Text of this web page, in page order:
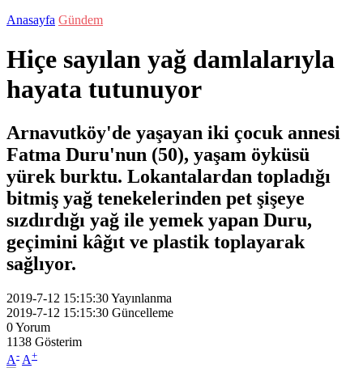
Anasayfa Gündem
Hiçe sayılan yağ damlalarıyla
hayata tutunuyor
Arnavutköy'de yaşayan iki çocuk annesi
Fatma Duru'nun (50), yaşam öyküsü
yürek burktu. Lokantalardan topladığı
bitmiş yağ tenekelerinden pet şişeye
sızdırdığı yağ ile yemek yapan Duru,
geçimini kâğıt ve plastik toplayarak
sağlıyor.
2019-7-12 15:15:30Yayınlanma
2019-7-12 15:15:30 Güncelleme
0Yorum
1138 Gösterim
A- A+